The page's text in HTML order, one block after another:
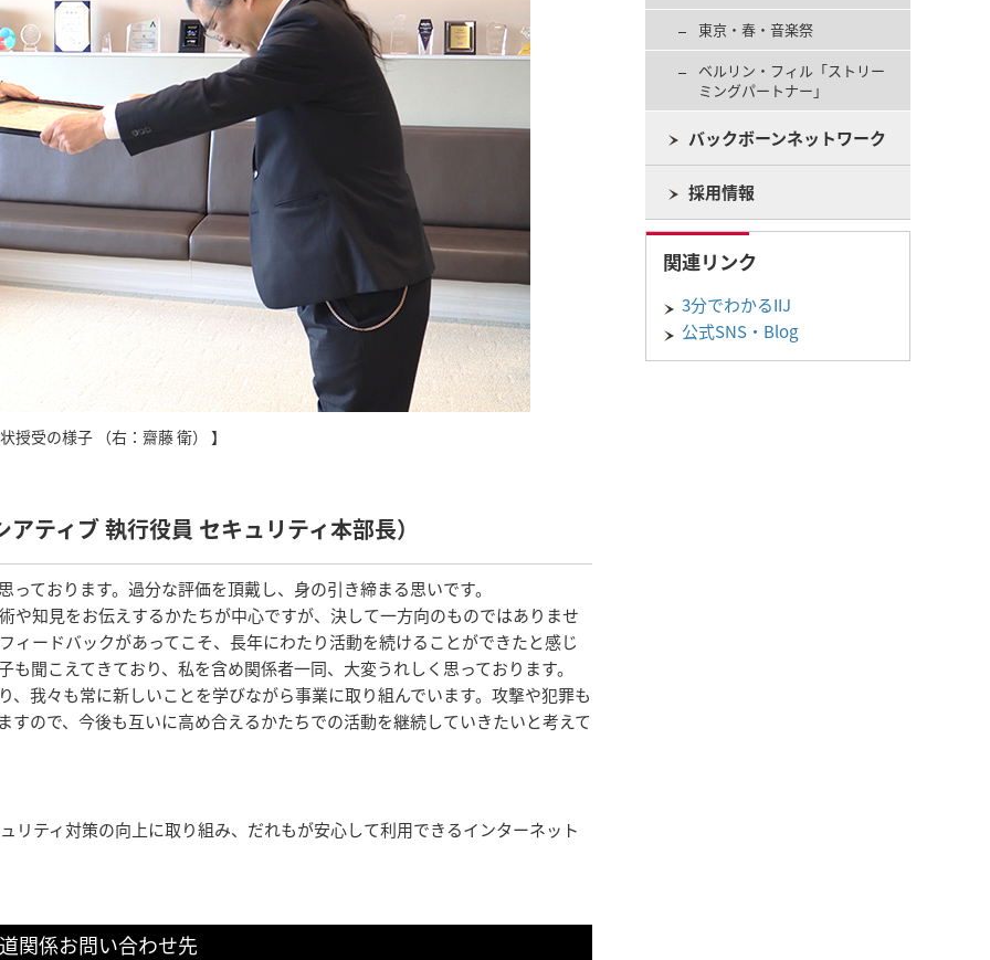
授受の様子 （右：齋藤 衛） 】
ティブ 執行役員 セキュリティ本部長）
ております。過分な評価を頂戴し、身の引き締まる思いです。
や知見をお伝えするかたちが中心ですが、決して一方向のものではありませ
ードバックがあってこそ、長年にわたり活動を続けることができたと感じ
聞こえてきており、私を含め関係者一同、大変うれしく思っております。
我々も常に新しいことを学びながら事業に取り組んでいます。攻撃や犯罪も
ので、今後も互いに高め合えるかたちでの活動を継続していきたいと考えて
リティ対策の向上に取り組み、だれもが安心して利用できるインターネット
関係お問い合わせ先
東京・春・音楽祭
ベルリン・フィル「ストリー
ミングパートナー」
バックボーンネットワーク
採用情報
関連リンク
3分でわかるIIJ
公式SNS・Blog